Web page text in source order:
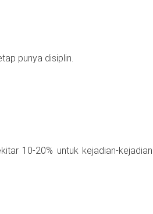
punya disiplin.
10-20% untuk kejadian-kejadian